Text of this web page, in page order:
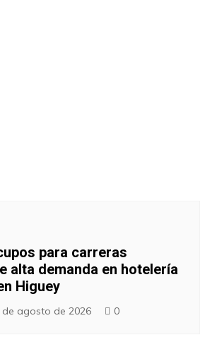
para carreras
alta demanda en hotelería
Higuey
de agosto de 2026 0